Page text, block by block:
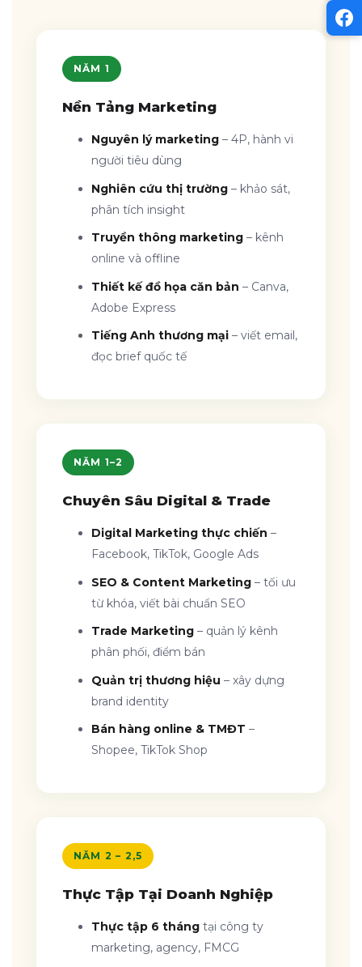
NĂM 1
Nền Tảng Marketing
Nguyên lý marketing – 4P, hành vi
người tiêu dùng
Nghiên cứu thị trường – khảo sát,
phân tích insight
Truyền thông marketing – kênh
online và offline
Thiết kế đồ họa căn bản – Canva,
Adobe Express
Tiếng Anh thương mại – viết email,
đọc brief quốc tế
NĂM 1–2
Chuyên Sâu Digital & Trade
Digital Marketing thực chiến –
Facebook, TikTok, Google Ads
SEO & Content Marketing – tối ưu
từ khóa, viết bài chuẩn SEO
Trade Marketing – quản lý kênh
phân phối, điểm bán
Quản trị thương hiệu – xây dựng
brand identity
Bán hàng online & TMĐT –
Shopee, TikTok Shop
NĂM 2 – 2,5
Thực Tập Tại Doanh Nghiệp
Thực tập 6 tháng tại công ty
marketing, agency, FMCG